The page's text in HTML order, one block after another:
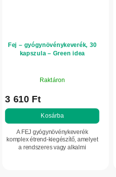
Fej – gyógynövénykeverék, 30
kapszula – Green idea
Raktáron
3 610 Ft
Kosárba
A FEJ gyógynövénykeverék
komplex étrend-kiegészítő, amelyet
a rendszeres vagy alkalmi